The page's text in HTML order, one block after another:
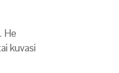
He
kuvasi